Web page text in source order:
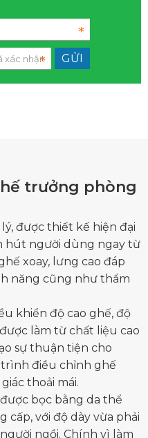
trưởng phòng
được thiết kế hiện đại
hút người dùng ngay từ
xoay, lưng cao đáp
năng cũng như thẩm
khiển độ cao ghế, độ
làm từ chất liệu cao
sự thuận tiện cho
điều chỉnh ghế
thoải mái.
bọc bằng da thể
cấp, với độ dày vừa phải
ngồi. Chính vì làm